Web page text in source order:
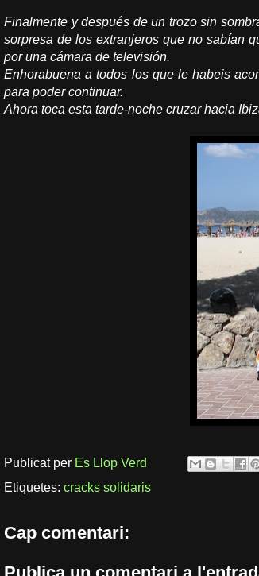
Finalmente y después de un trozo sin
sorpresa de los extranjeros que no sabían
por una cámara de televisión.
Enhorabuena a todos los que le habeis
para poder continuar.
Ahora toca esta tarde-noche cruzar hacia
Publicat per Es Llop Verd
Etiquetes: cracks solidaris
Cap comentari: